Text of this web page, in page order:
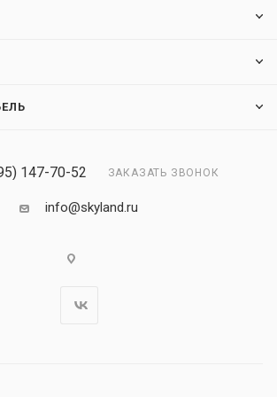
147-70-52 ЗАКАЗАТЬ ЗВОНОК
info@skyland.ru